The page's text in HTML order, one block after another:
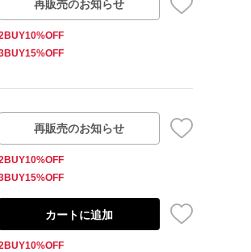
再販売のお知らせ
再販売のお知らせ
カートに追加